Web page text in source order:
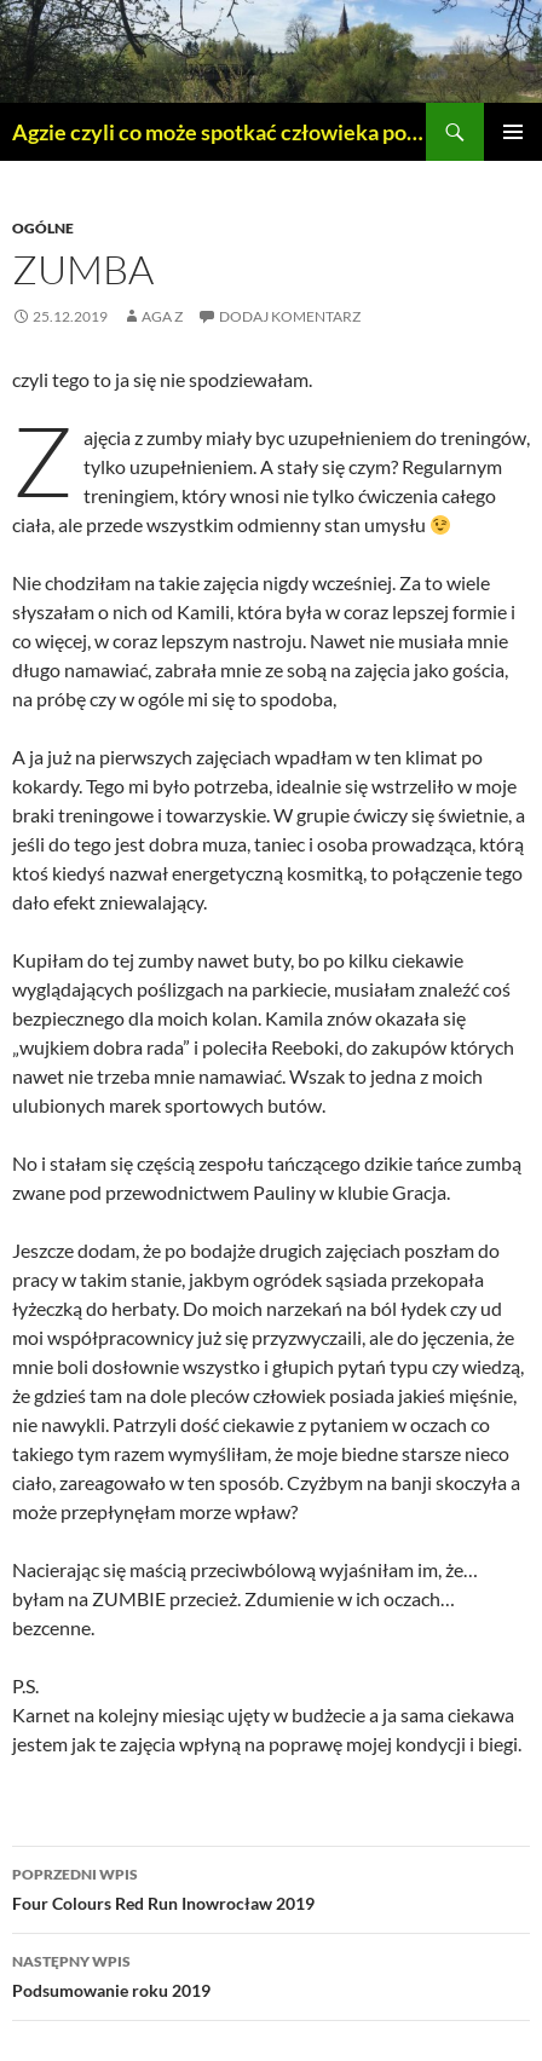
Agzie czyli co może spotkać człowieka po 45 – tce.
OGÓLNE
ZUMBA
25.12.2019 AGA Z DODAJ KOMENTARZ
czyli tego to ja się nie spodziewałam.
Z
ajęcia z zumby miały byc uzupełnieniem do treningów,
tylko uzupełnieniem. A stały się czym? Regularnym
treningiem, który wnosi nie tylko ćwiczenia całego
ciała, ale przede wszystkim odmienny stan umysłu
Nie chodziłam na takie zajęcia nigdy wcześniej. Za to wiele
słyszałam o nich od Kamili, która była w coraz lepszej formie i
co więcej, w coraz lepszym nastroju. Nawet nie musiała mnie
długo namawiać, zabrała mnie ze sobą na zajęcia jako gościa,
na próbę czy w ogóle mi się to spodoba,
A ja już na pierwszych zajęciach wpadłam w ten klimat po
kokardy. Tego mi było potrzeba, idealnie się wstrzeliło w moje
braki treningowe i towarzyskie. W grupie ćwiczy się świetnie, a
jeśli do tego jest dobra muza, taniec i osoba prowadząca, którą
ktoś kiedyś nazwał energetyczną kosmitką, to połączenie tego
dało efekt zniewalający.
Kupiłam do tej zumby nawet buty, bo po kilku ciekawie
wyglądających poślizgach na parkiecie, musiałam znaleźć coś
bezpiecznego dla moich kolan. Kamila znów okazała się
„wujkiem dobra rada” i poleciła Reeboki, do zakupów których
nawet nie trzeba mnie namawiać. Wszak to jedna z moich
ulubionych marek sportowych butów.
No i stałam się częścią zespołu tańczącego dzikie tańce zumbą
zwane pod przewodnictwem Pauliny w klubie Gracja.
Jeszcze dodam, że po bodajże drugich zajęciach poszłam do
pracy w takim stanie, jakbym ogródek sąsiada przekopała
łyżeczką do herbaty. Do moich narzekań na ból łydek czy ud
moi współpracownicy już się przyzwyczaili, ale do jęczenia, że
mnie boli dosłownie wszystko i głupich pytań typu czy wiedzą,
że gdzieś tam na dole pleców człowiek posiada jakieś mięśnie,
nie nawykli. Patrzyli dość ciekawie z pytaniem w oczach co
takiego tym razem wymyśliłam, że moje biedne starsze nieco
ciało, zareagowało w ten sposób. Czyżbym na banji skoczyła a
może przepłynęłam morze wpław?
Nacierając się maścią przeciwbólową wyjaśniłam im, że…
byłam na ZUMBIE przecież. Zdumienie w ich oczach…
bezcenne.
P.S.
Karnet na kolejny miesiąc ujęty w budżecie a ja sama ciekawa
jestem jak te zajęcia wpłyną na poprawę mojej kondycji i biegi.
Nawigacja
wpisu
POPRZEDNI WPIS
Four Colours Red Run Inowrocław 2019
NASTĘPNY WPIS
Podsumowanie roku 2019